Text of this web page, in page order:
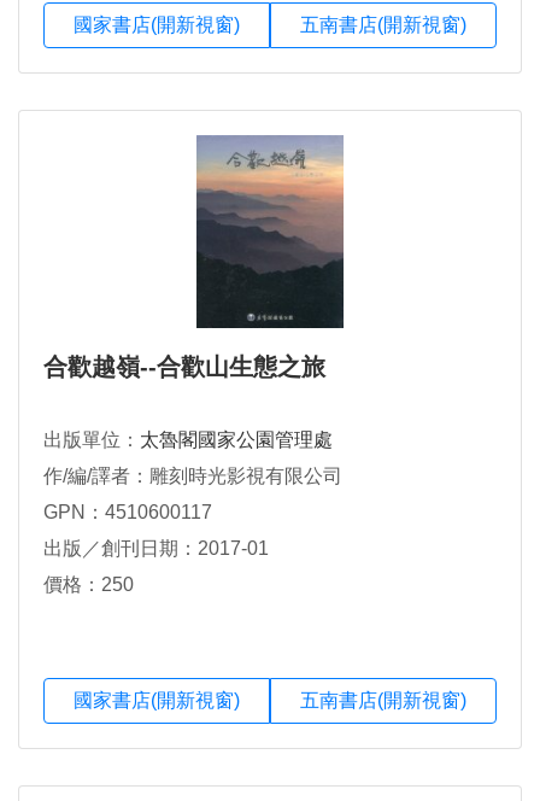
國家書店(開新視窗) 五南書店(開新視窗)
合歡越嶺--合歡山生態之旅
出版單位： 太魯閣國家公園管理處
作/編/譯者：雕刻時光影視有限公司
GPN：4510600117
出版／創刊日期：2017-01
價格：250
國家書店(開新視窗) 五南書店(開新視窗)